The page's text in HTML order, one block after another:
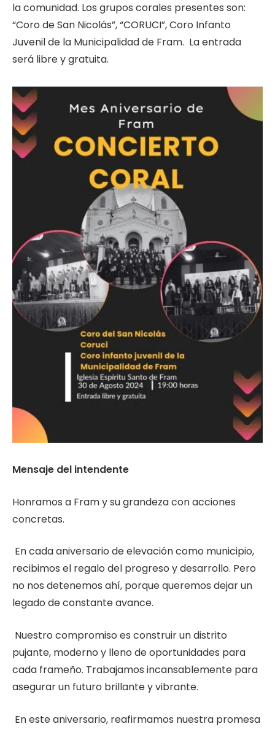
la comunidad. Los grupos corales presentes son:
“Coro de San Nicolás”, “CORUCI”, Coro Infanto
Juvenil de la Municipalidad de Fram. La entrada
será libre y gratuita.
Mensaje del intendente
Honramos a Fram y su grandeza con acciones
concretas.
En cada aniversario de elevación como municipio,
recibimos el regalo del progreso y desarrollo. Pero
no nos detenemos ahí, porque queremos dejar un
legado de constante avance.
Nuestro compromiso es construir un distrito
pujante, moderno y lleno de oportunidades para
cada frameño. Trabajamos incansablemente para
asegurar un futuro brillante y vibrante.
En este aniversario, reafirmamos nuestra promesa